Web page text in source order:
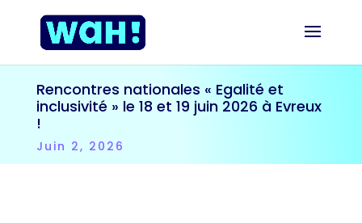
Rencontres nationales « Egalité et
inclusivité » le 18 et 19 juin 2026 à Evreux
!
Juin 2, 2026